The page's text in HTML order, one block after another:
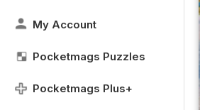
My Account
Pocketmags Puzzles
Pocketmags Plus+